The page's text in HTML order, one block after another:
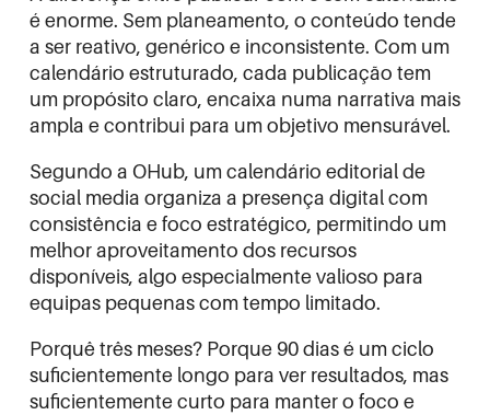
é enorme. Sem planeamento, o conteúdo tende
a ser reativo, genérico e inconsistente. Com um
calendário estruturado, cada publicação tem
um propósito claro, encaixa numa narrativa mais
ampla e contribui para um objetivo mensurável.
Segundo a OHub, um calendário editorial de
social media organiza a presença digital com
consistência e foco estratégico, permitindo um
melhor aproveitamento dos recursos
disponíveis, algo especialmente valioso para
equipas pequenas com tempo limitado.
Porquê três meses? Porque 90 dias é um ciclo
suficientemente longo para ver resultados, mas
suficientemente curto para manter o foco e